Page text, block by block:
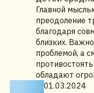
Главной
преодоление
благодаря
близких.
проблемой, а
обладают
01.03.2024